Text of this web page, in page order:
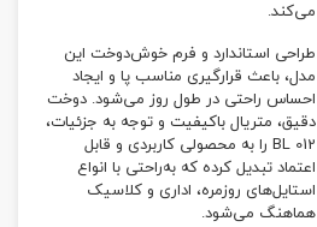
می‌کند.
طراحی استاندارد و فرم خوش‌دوخت این
مدل، باعث قرارگیری مناسب پا و ایجاد
احساس راحتی در طول روز می‌شود. دوخت
دقیق، متریال باکیفیت و توجه به جزئیات،
BL 012 را به محصولی کاربردی و قابل
اعتماد تبدیل کرده که به‌راحتی با انواع
استایل‌های روزمره، اداری و کلاسیک
هماهنگ می‌شود.